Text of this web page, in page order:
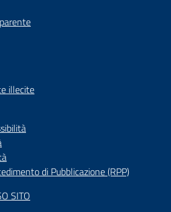
illecite
di Pubblicazione (RPP)
SITO